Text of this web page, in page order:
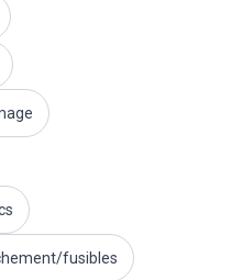
échappement
arrière
échappement
fusibles